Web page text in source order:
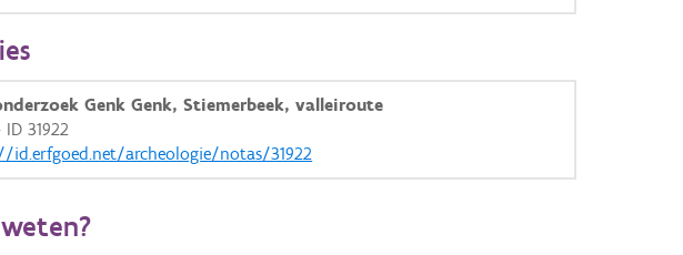
Genk Genk, Stiemerbeek, valleiroute
31922
id.erfgoed.net/archeologie/notas/31922